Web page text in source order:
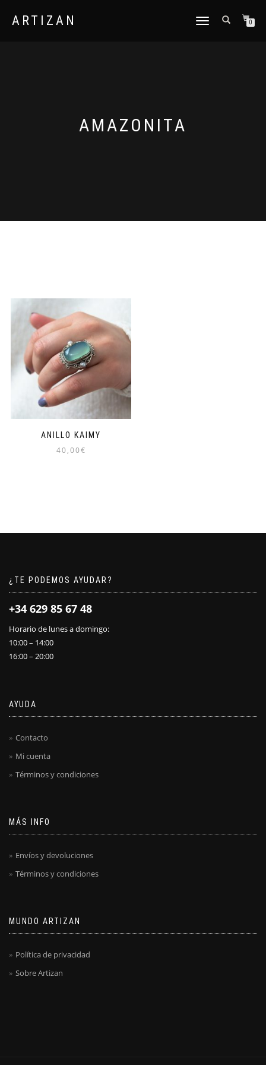
ARTIZAN
CAMBIAR
0
AMAZONITA
ANILLO KAIMY
40,00€
¿TE PODEMOS AYUDAR?
+34 629 85 67 48
Horario de lunes a domingo:
10:00 – 14:00
16:00 – 20:00
AYUDA
Contacto
Mi cuenta
Términos y condiciones
MÁS INFO
Envíos y devoluciones
Términos y condiciones
MUNDO ARTIZAN
Política de privacidad
Sobre Artizan